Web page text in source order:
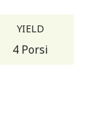
YIELD
4 Porsi